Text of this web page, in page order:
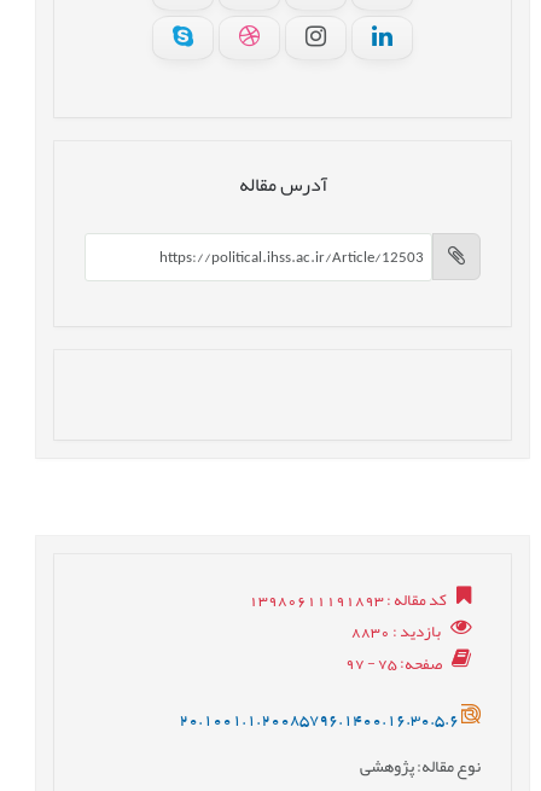
آدرس مقاله
کد مقاله: 13980611191893
بازدید: 8830
صفحه: 75 - 97
20.1001.1.20085796.1400.16.30.5.6
نوع مقاله: پژوهشی